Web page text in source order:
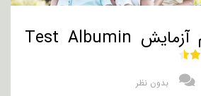
هدف از انجام آزمایش Test Albumin
بدون نظر